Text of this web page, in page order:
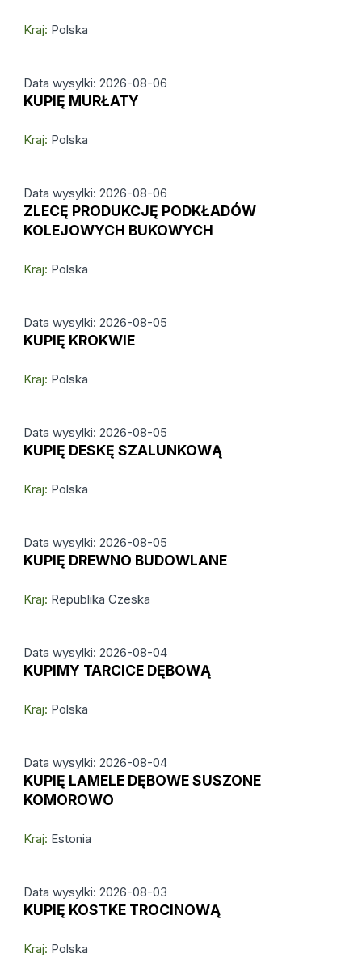
Kraj: Polska
Data wysylki: 2026-08-06
KUPIĘ MURŁATY
Kraj: Polska
Data wysylki: 2026-08-06
ZLECĘ PRODUKCJĘ PODKŁADÓW
KOLEJOWYCH BUKOWYCH
Kraj: Polska
Data wysylki: 2026-08-05
KUPIĘ KROKWIE
Kraj: Polska
Data wysylki: 2026-08-05
KUPIĘ DESKĘ SZALUNKOWĄ
Kraj: Polska
Data wysylki: 2026-08-05
KUPIĘ DREWNO BUDOWLANE
Kraj: Republika Czeska
Data wysylki: 2026-08-04
KUPIMY TARCICE DĘBOWĄ
Kraj: Polska
Data wysylki: 2026-08-04
KUPIĘ LAMELE DĘBOWE SUSZONE
KOMOROWO
Kraj: Estonia
Data wysylki: 2026-08-03
KUPIĘ KOSTKE TROCINOWĄ
Kraj: Polska